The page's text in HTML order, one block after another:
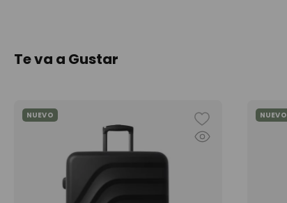
Te va a Gustar
NUEVO NUEVO